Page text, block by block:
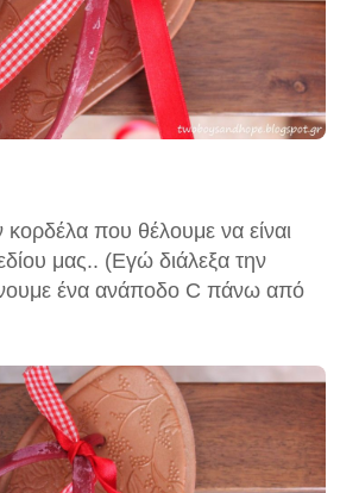
που θέλουμε να είναι
μας.. (Εγώ διάλεξα την
ένα ανάποδο C πάνω από